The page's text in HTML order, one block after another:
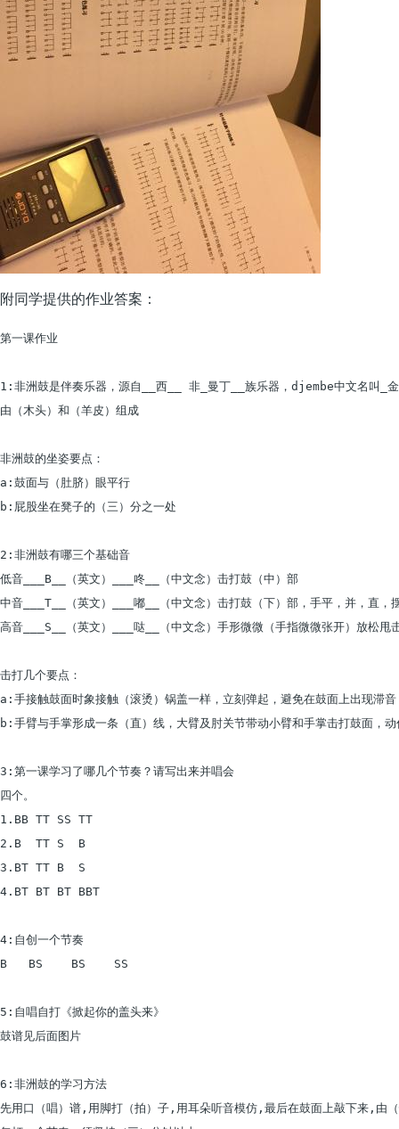
附同学提供的作业答案：
第一课作业
1:非洲鼓是伴奏乐器，源自__西__ 非_曼丁__族乐器，djembe中文名叫_
由（木头）和（羊皮）组成
非洲鼓的坐姿要点：
a:鼓面与（肚脐）眼平行
b:屁股坐在凳子的（三）分之一处
2:非洲鼓有哪三个基础音
低音___B__（英文）___咚__（中文念）击打鼓（中）部
中音___T__（英文）___嘟__（中文念）击打鼓（下）部，手平，并，直，
高音___S__（英文）___哒__（中文念）手形微微（手指微微张开）放松甩
击打几个要点：
a:手接触鼓面时象接触（滚烫）锅盖一样，立刻弹起，避免在鼓面上出现滞音
b:手臂与手掌形成一条（直）线，大臂及肘关节带动小臂和手掌击打鼓面，
3:第一课学习了哪几个节奏？请写出来并唱会
四个。
1.BB TT SS TT
2.B  TT S  B
3.BT TT B  S
4.BT BT BT BBT
4:自创一个节奏
B   BS    BS    SS
5:自唱自打《掀起你的盖头来》
鼓谱见后面图片
6:非洲鼓的学习方法
先用口（唱）谱,用脚打（拍）子,用耳朵听音模仿,最后在鼓面上敲下来,由